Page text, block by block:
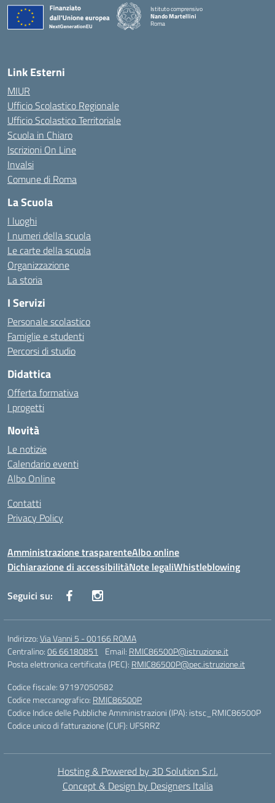
Istituto comprensivo
Nando Martellini
Roma
Link Esterni
MIUR
Ufficio Scolastico Regionale
Ufficio Scolastico Territoriale
Scuola in Chiaro
Iscrizioni On Line
Invalsi
Comune di Roma
La Scuola
I luoghi
I numeri della scuola
Le carte della scuola
Organizzazione
La storia
I Servizi
Personale scolastico
Famiglie e studenti
Percorsi di studio
Didattica
Offerta formativa
I progetti
Novità
Le notizie
Calendario eventi
Albo Online
Contatti
Privacy Policy
Amministrazione trasparenteAlbo online
Dichiarazione di accessibilitàNote legaliWhistleblowing
Seguici su:
Indirizzo:Via Vanni 5 - 00166 ROMA
Centralino:06 66180851 Email: RMIC86500P@istruzione.it
Posta elettronica certificata (PEC): RMIC86500P@pec.istruzione.it
Codice fiscale: 97197050582
Codice meccanografico: RMIC86500P
Codice Indice delle Pubbliche Amministrazioni (IPA): istsc_RMIC86500P
Codice unico di fatturazione (CUF): UFSRRZ
Hosting & Powered by 3D Solution S.r.l.
Concept & Design by Designers Italia